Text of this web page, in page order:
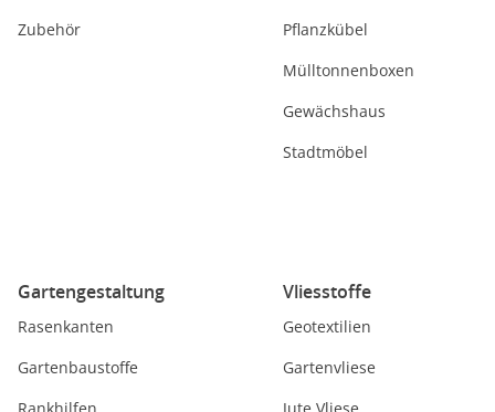
Zubehör
Pflanzkübel
Mülltonnenboxen
Gewächshaus
Stadtmöbel
Gartengestaltung
Rasenkanten
Gartenbaustoffe
Vliesstoffe
Geotextilien
Gartenvliese